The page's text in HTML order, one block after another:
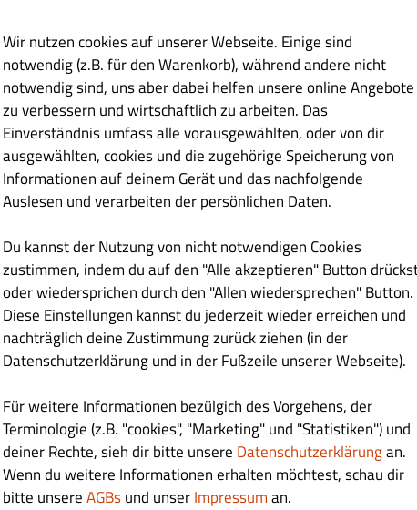
und Käse
€ 10.90
und Käse
€ 10.50
€ 10.50
Wir nutzen cookies auf unserer Webseite. Einige sind
notwendig (z.B. für den Warenkorb), während andere nicht
notwendig sind, uns aber dabei helfen unsere online Angebote
zu verbessern und wirtschaftlich zu arbeiten. Das
Einverständnis umfass alle vorausgewählten, oder von dir
ausgewählten, cookies und die zugehörige Speicherung von
Informationen auf deinem Gerät und das nachfolgende
Auslesen und verarbeiten der persönlichen Daten.
Du kannst der Nutzung von nicht notwendigen Cookies
zustimmen, indem du auf den "Alle akzeptieren" Button
oder wiedersprichen durch den "Allen wiedersprechen" Button.
Diese Einstellungen kannst du jederzeit wieder erreichen und
nachträglich deine Zustimmung zurück ziehen (in der
Datenschutzerklärung und in der Fußzeile unserer Webseite).
Für weitere Informationen bezülgich des Vorgehens, der
Terminologie (z.B. "cookies", "Marketing" und "Statistiken") und
deiner Rechte, sieh dir bitte unsere Datenschutzerklärungan.
Wenn du weitere Informationen erhalten möchtest, schau dir
bitte unsereAGBsund unserImpressuman.